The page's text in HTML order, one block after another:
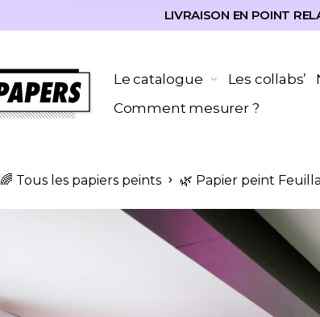
LIVRAISON EN POINT
Le catalogue Les collabs’
Comment mesurer ?
🌈 Tous les papiers peints 🌿 Papier peint